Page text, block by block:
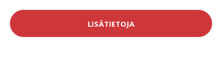
LISÄTIETOJA